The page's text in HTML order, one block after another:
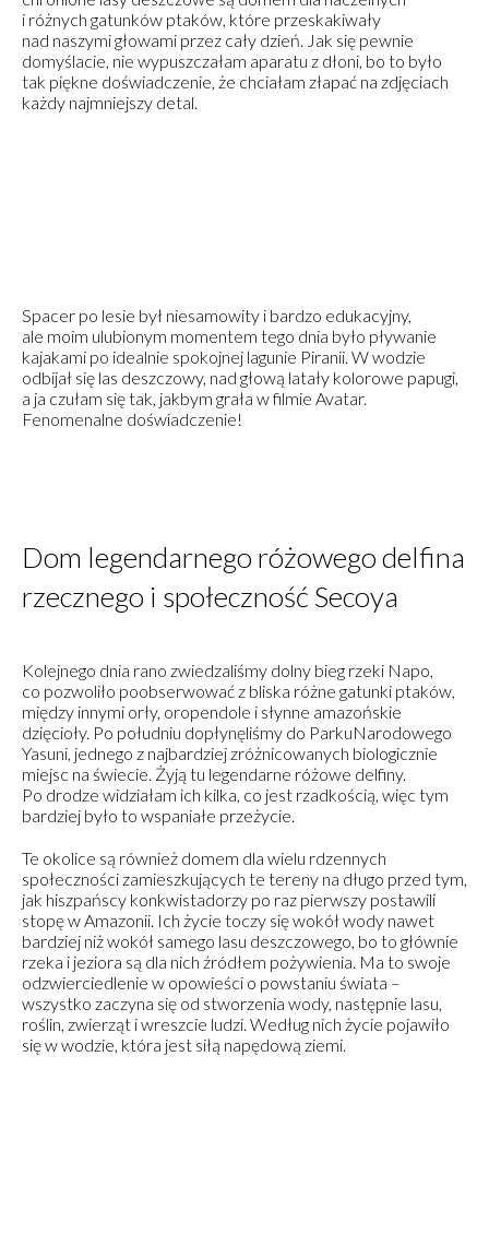
i różnych gatunków ptaków, które przeskakiwały
nad naszymi głowami przez cały dzień. Jak się pewnie
domyślacie, nie wypuszczałam aparatu z dłoni, bo to było
tak piękne doświadczenie, że chciałam złapać na zdjęciach
każdy najmniejszy detal.
Spacer po lesie był niesamowity i bardzo edukacyjny,
ale moim ulubionym momentem tego dnia było pływanie
kajakami po idealnie spokojnej lagunie Piranii. W wodzie
odbijał się las deszczowy, nad głową latały kolorowe papugi,
a ja czułam się tak, jakbym grała w filmie Avatar.
Fenomenalne doświadczenie!
Dom legendarnego różowego delfina
rzecznego i społeczność Secoya
Kolejnego dnia rano zwiedzaliśmy dolny bieg rzeki Napo,
co pozwoliło poobserwować z bliska różne gatunki ptaków,
między innymi orły, oropendole i słynne amazońskie
dzięcioły. Po południu dopłynęliśmy do ParkuNarodowego
Yasuni, jednego z najbardziej zróżnicowanych biologicznie
miejsc na świecie. Żyją tu legendarne różowe delfiny.
Po drodze widziałam ich kilka, co jest rzadkością, więc tym
bardziej było to wspaniałe przeżycie.
Te okolice są również domem dla wielu rdzennych
społeczności zamieszkujących te tereny na długo przed tym,
jak hiszpańscy konkwistadorzy po raz pierwszy postawili
stopę w Amazonii. Ich życie toczy się wokół wody nawet
bardziej niż wokół samego lasu deszczowego, bo to głównie
rzeka i jeziora są dla nich źródłem pożywienia. Ma to swoje
odzwierciedlenie w opowieści o powstaniu świata –
wszystko zaczyna się od stworzenia wody, następnie lasu,
roślin, zwierząt i wreszcie ludzi. Według nich życie pojawiło
się w wodzie, która jest siłą napędową ziemi.